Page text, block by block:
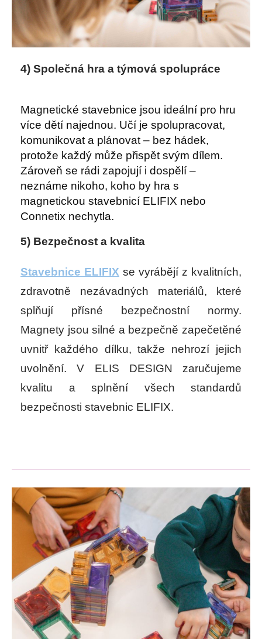
4) Společná hra a týmová spolupráce
Magnetické stavebnice jsou ideální pro hru
více dětí najednou. Učí je spolupracovat,
komunikovat a plánovat – bez hádek,
protože každý může přispět svým dílem.
Zároveň se rádi zapojují i dospělí –
neznáme nikoho, koho by hra s
magnetickou stavebnicí ELIFIX nebo
Connetix nechytla.
5) Bezpečnost a kvalita
Stavebnice ELIFIX se vyrábějí z kvalitních,
zdravotně nezávadných materiálů, které
splňují přísné bezpečnostní normy.
Magnety jsou silné a bezpečně zapečetěné
uvnitř každého dílku, takže nehrozí jejich
uvolnění. V ELIS DESIGN zaručujeme
kvalitu a splnění všech standardů
bezpečnosti stavebnic ELIFIX.